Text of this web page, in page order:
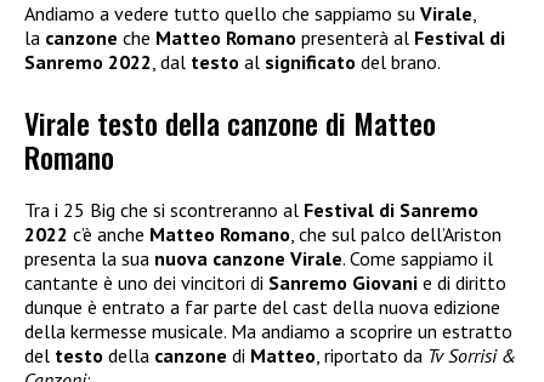
Andiamo a vedere tutto quello che sappiamo su Virale,
la canzone che Matteo Romano presenterà al Festival di
Sanremo 2022, dal testo al significato del brano.
Virale testo della canzone di Matteo
Romano
Tra i 25 Big che si scontreranno al Festival di Sanremo
2022 c’è anche Matteo Romano, che sul palco dell’Ariston
presenta la sua nuova canzone Virale. Come sappiamo il
cantante è uno dei vincitori di Sanremo Giovani e di diritto
dunque è entrato a far parte del cast della nuova edizione
della kermesse musicale. Ma andiamo a scoprire un estratto
del testo della canzone di Matteo, riportato da Tv Sorrisi &